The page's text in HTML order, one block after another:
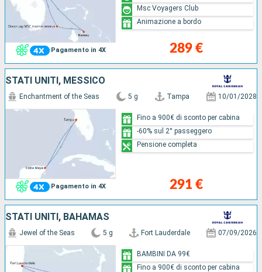
Pagamento in 4X 289 €
Msc Voyagers Club
Animazione a bordo
STATI UNITI, MESSICO
Pagamento in 4X
Enchantment of the Seas 5 g Tampa 10/01/2028
291 €
Fino a 900€ di sconto per cabina
-60% sul 2° passeggero
Pensione completa
STATI UNITI, BAHAMAS
Jewel of the Seas 5 g Fort Lauderdale 07/09/2026
BAMBINI DA 99€
Fino a 900€ di sconto per cabina